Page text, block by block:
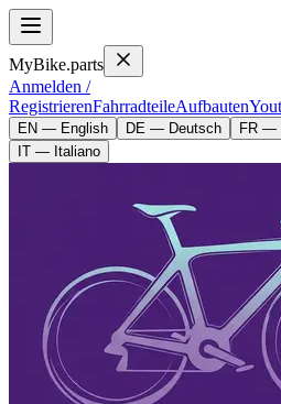
MyBike.parts
Anmelden /
RegistrierenFahrradteileAufbauten
EN — English DE — Deutsch FR —
IT — Italiano